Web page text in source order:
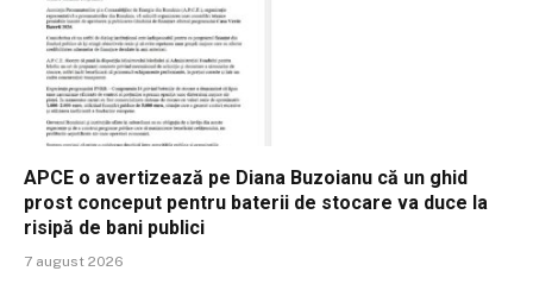
APCE o avertizează pe Diana Buzoianu că un ghid
prost conceput pentru baterii de stocare va duce la
risipă de bani publici
7 august 2026